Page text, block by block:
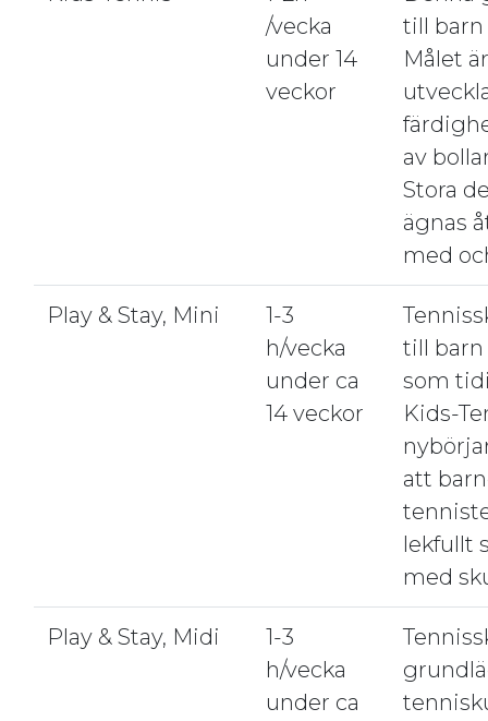
/vecka
under 14
veckor
till barn
Målet
av
Stora
ägnas
med
Play & Stay, Mini
1-3
h/vecka
under ca
14 veckor
till barn
som
Kids-
att
lekfullt
med
Play & Stay, Midi
1-3
h/vecka
under ca